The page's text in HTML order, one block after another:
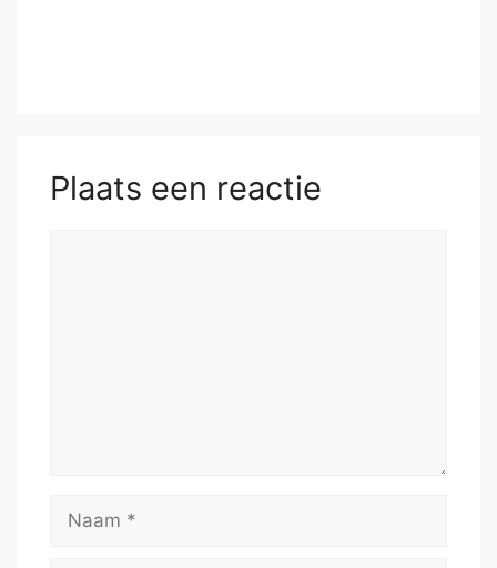
Plaats een reactie
Naam